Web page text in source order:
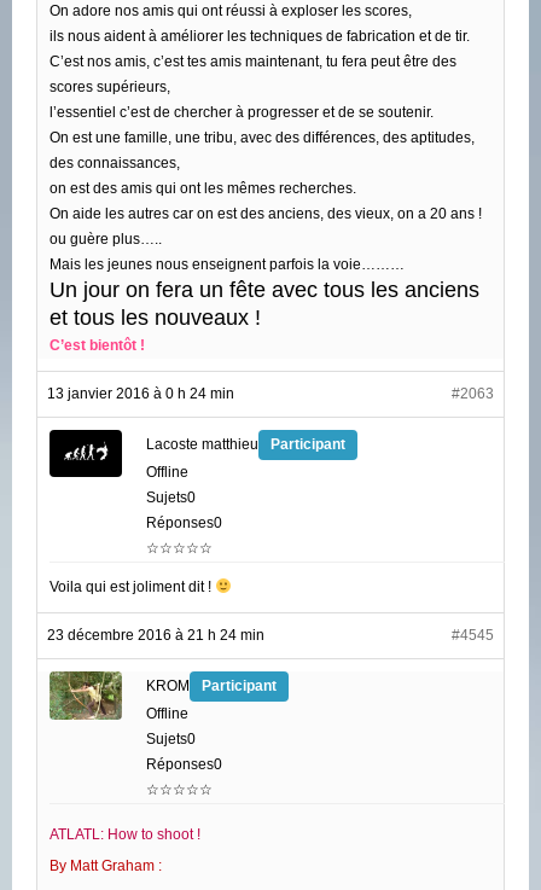
On adore nos amis qui ont réussi à exploser les scores,
ils nous aident à améliorer les techniques de fabrication et de tir.
C’est nos amis, c’est tes amis maintenant, tu fera peut être des
scores supérieurs,
l’essentiel c’est de chercher à progresser et de se soutenir.
On est une famille, une tribu, avec des différences, des aptitudes,
des connaissances,
on est des amis qui ont les mêmes recherches.
On aide les autres car on est des anciens, des vieux, on a 20 ans !
ou guère plus…..
Mais les jeunes nous enseignent parfois la voie………
Un jour on fera un fête avec tous les anciens
et tous les nouveaux !
C’est bientôt !
13 janvier 2016 à 0 h 24 min #2063
Lacoste matthieu
Participant
Offline
Sujets0
Réponses0
☆☆☆☆☆
Voila qui est joliment dit !
23 décembre 2016 à 21 h 24 min #4545
KROM
Participant
Offline
Sujets0
Réponses0
☆☆☆☆☆
ATLATL: How to shoot !
By Matt Graham :